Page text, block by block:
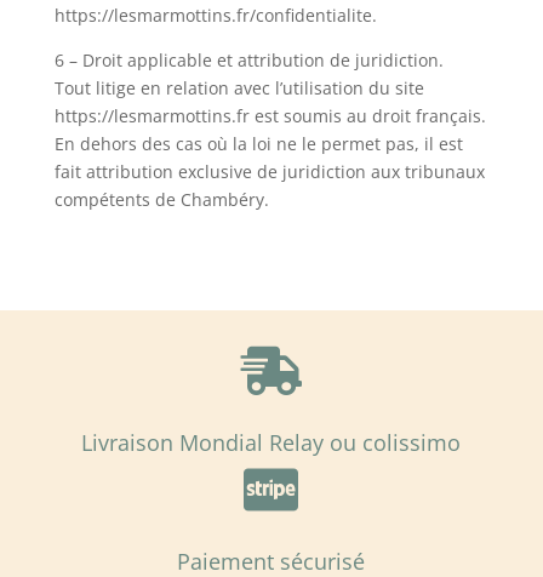
https://lesmarmottins.fr/confidentialite.
6 – Droit applicable et attribution de juridiction.
Tout litige en relation avec l’utilisation du site
https://lesmarmottins.fr est soumis au droit français.
En dehors des cas où la loi ne le permet pas, il est
fait attribution exclusive de juridiction aux tribunaux
compétents de Chambéry.

Livraison Mondial Relay ou colissimo

Paiement sécurisé